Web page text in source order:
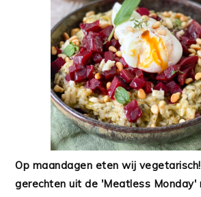
Op maandagen eten wij
gerechten uit de 'Meatless Monday'